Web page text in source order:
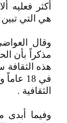
أكثر فعليه
هي التي
وقال
هذه
في 18
الثقافية .
وفيما أبدى